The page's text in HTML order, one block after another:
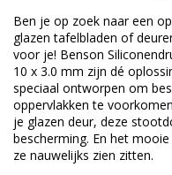
Ben je op zoek naar een
glazen tafelbladen of
voor je! Benson
10 x 3.0 mm zijn dé
speciaal ontworpen om
oppervlakken te
je glazen deur, deze
bescherming. En het
ze nauwelijks zien zitten.